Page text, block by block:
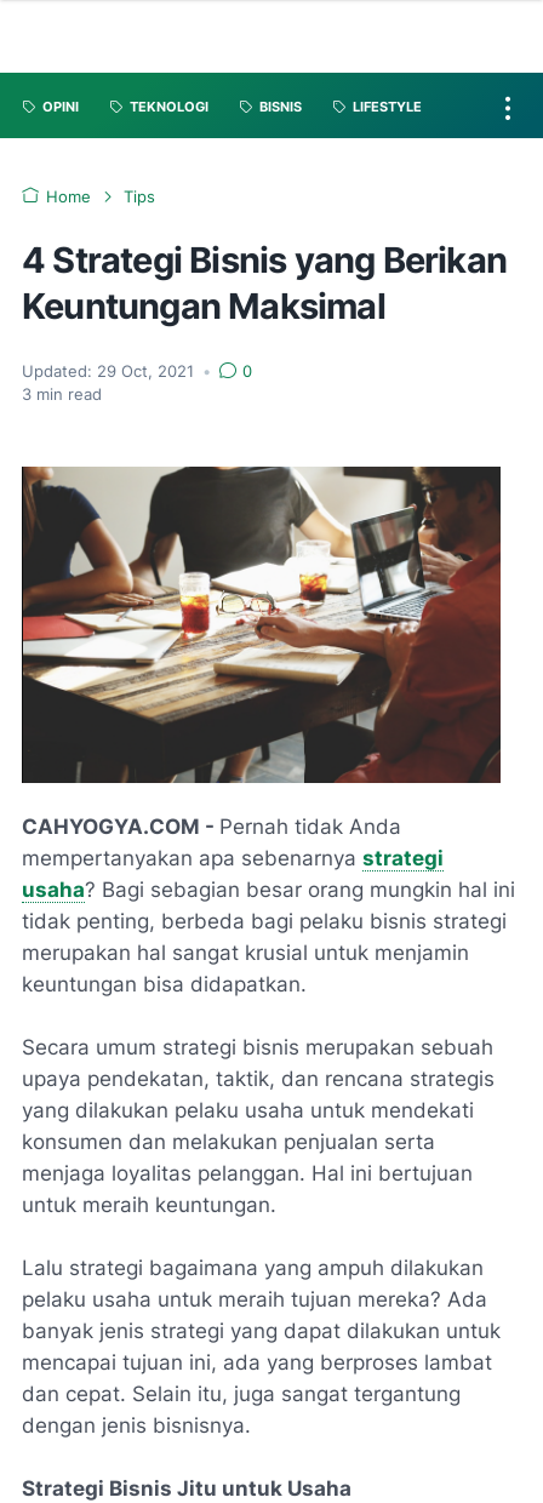
OPINI TEKNOLOGI BISNIS LIFESTYLE
Home Tips
4 Strategi Bisnis yang Berikan
Keuntungan Maksimal
Updated: 29 Oct, 2021 •
0
3 min read
CAHYOGYA.COM - Pernah tidak Anda
mempertanyakan apa sebenarnya strategi
usaha? Bagi sebagian besar orang mungkin hal ini
tidak penting, berbeda bagi pelaku bisnis strategi
merupakan hal sangat krusial untuk menjamin
keuntungan bisa didapatkan.
Secara umum strategi bisnis merupakan sebuah
upaya pendekatan, taktik, dan rencana strategis
yang dilakukan pelaku usaha untuk mendekati
konsumen dan melakukan penjualan serta
menjaga loyalitas pelanggan. Hal ini bertujuan
untuk meraih keuntungan.
Lalu strategi bagaimana yang ampuh dilakukan
pelaku usaha untuk meraih tujuan mereka? Ada
banyak jenis strategi yang dapat dilakukan untuk
mencapai tujuan ini, ada yang berproses lambat
dan cepat. Selain itu, juga sangat tergantung
dengan jenis bisnisnya.
Strategi Bisnis Jitu untuk Usaha